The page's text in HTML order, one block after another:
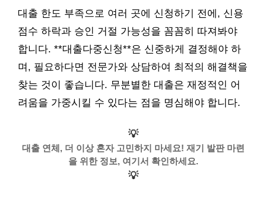
대출 한도 부족으로 여러 곳에 신청하기 전에, 신용
점수 하락과 승인 거절 가능성을 꼼꼼히 따져봐야
합니다. **대출다중신청**은 신중하게 결정해야 하
며, 필요하다면 전문가와 상담하여 최적의 해결책을
찾는 것이 좋습니다. 무분별한 대출은 재정적인 어
려움을 가중시킬 수 있다는 점을 명심해야 합니다.
💡
대출 연체, 더 이상 혼자 고민하지 마세요! 재기 발판 마련
을 위한 정보, 여기서 확인하세요.
💡